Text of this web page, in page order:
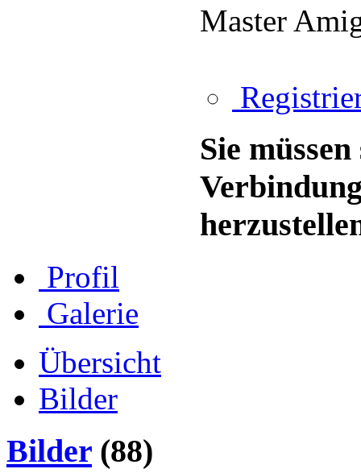
Master
Sie
Profil
Galerie
Übersicht
Bilder
Bilder (88)